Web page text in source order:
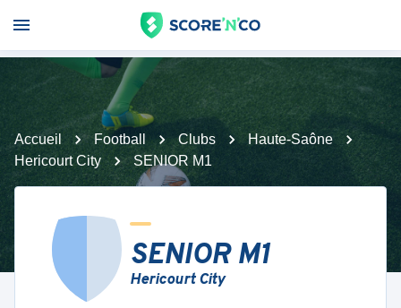
Accueil Football Clubs
Haute-Saône
Hericourt City
SENIOR M1
SENIOR M1
Hericourt City